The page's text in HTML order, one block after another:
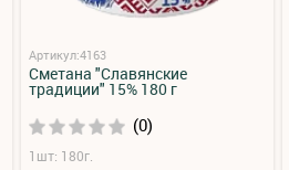
Артикул:4163
Сметана "Славянские
традиции" 15% 180 г
(0)
1шт: 180г.